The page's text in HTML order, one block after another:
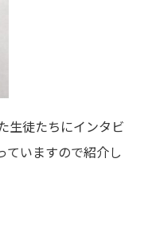
生徒たちにインタビ
ていますので紹介し